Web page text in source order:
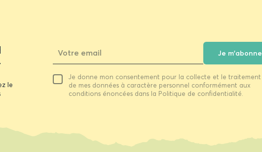
le
email
Je m'abonne
Je donne mon consentement pour la collecte et le traitement
de mes données à caractère personnel conformément aux
conditions énoncées dans la Politique de confidentialité.